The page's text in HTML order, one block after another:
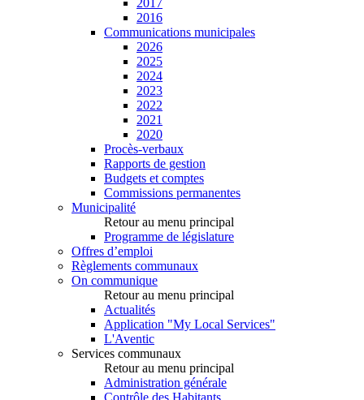
2016
Communications municipales
2026
2025
2024
2023
2022
2021
2020
Procès-verbaux
Rapports de gestion
Budgets et comptes
Commissions permanentes
Municipalité
Retour au menu principal
Programme de législature
Offres d’emploi
Règlements communaux
On communique
Retour au menu principal
Actualités
Application "My Local Services"
L'Aventic
Services communaux
Retour au menu principal
Administration générale
Contrôle des Habitants